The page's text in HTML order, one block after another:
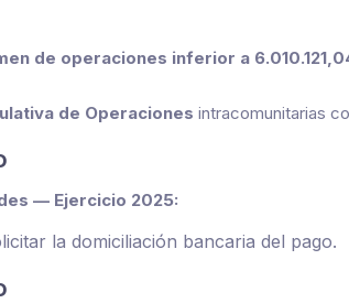
de operaciones inferior a
de Operaciones intracomunitarias
— Ejercicio 2025:
la domiciliación bancaria del pago.